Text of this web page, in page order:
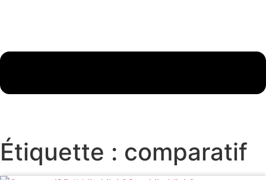
Étiquette : comparatif